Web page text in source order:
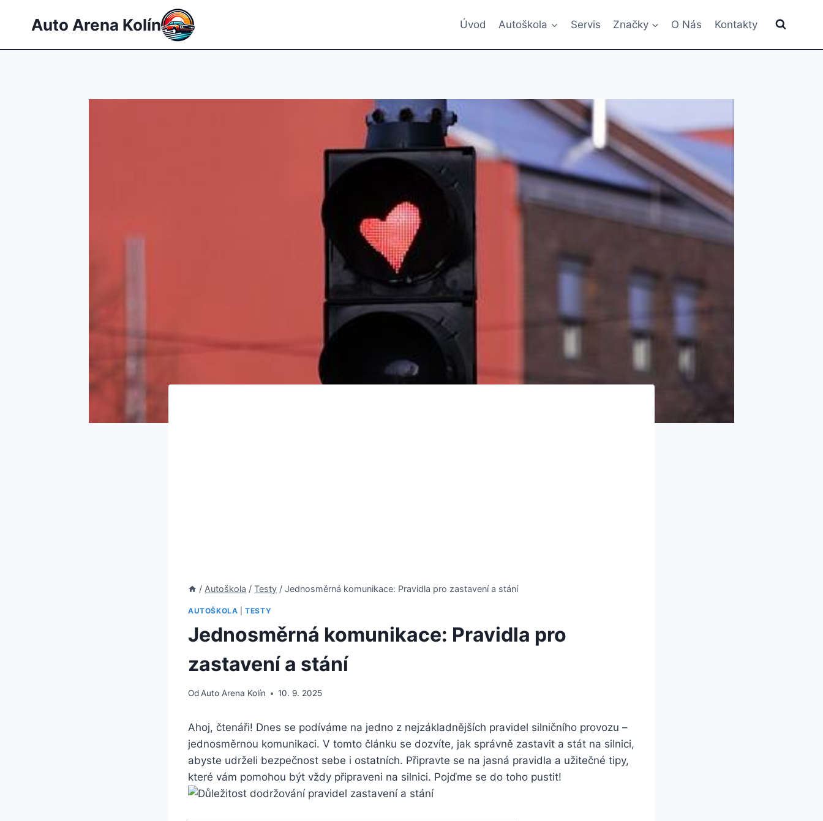
Auto Arena Kolín Úvod Autoškola Servis Značky O Nás Kontakty
/ Autoškola / Testy / Jednosměrná komunikace: Pravidla pro zastavení a stání
AUTOŠKOLA |TESTY
Jednosměrná komunikace: Pravidla pro
zastavení a stání
OdAuto Arena Kolín 10. 9. 2025
Ahoj, čtenáři! Dnes se podíváme na jedno z nejzákladnějších pravidel silničního provozu –
jednosměrnou komunikaci. V tomto článku se dozvíte, jak správně zastavit a stát na silnici,
abyste udrželi bezpečnost sebe i ostatních. Připravte se na jasná pravidla a užitečné tipy,
které vám pomohou být vždy připraveni na silnici. Pojďme se do toho pustit!